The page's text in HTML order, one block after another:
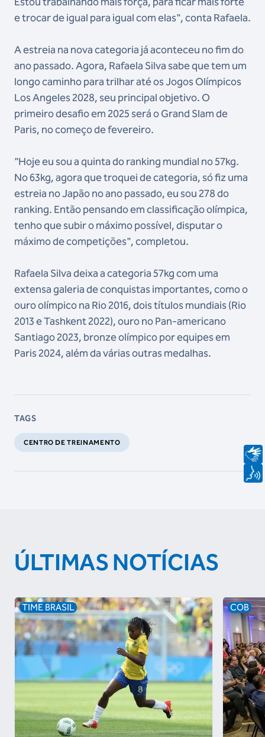
e trocar de igual para igual com elas", conta Rafaela.
A estreia na nova categoria já aconteceu no fim do
ano passado. Agora, Rafaela Silva sabe que tem um
longo caminho para trilhar até os Jogos Olímpicos
Los Angeles 2028, seu principal objetivo. O
primeiro desafio em 2025 será o Grand Slam de
Paris, no começo de fevereiro.
"Hoje eu sou a quinta do ranking mundial no 57kg.
No 63kg, agora que troquei de categoria, só fiz uma
estreia no Japão no ano passado, eu sou 278 do
ranking. Então pensando em classificação olímpica,
tenho que subir o máximo possível, disputar o
máximo de competições", completou.
Rafaela Silva deixa a categoria 57kg com uma
extensa galeria de conquistas importantes, como o
ouro olímpico na Rio 2016, dois títulos mundiais (Rio
2013 e Tashkent 2022), ouro no Pan-americano
Santiago 2023, bronze olímpico por equipes em
Paris 2024, além da várias outras medalhas.
TAGS
CENTRO DE TREINAMENTO
ÚLTIMAS NOTÍCIAS
TIME BRASIL COB